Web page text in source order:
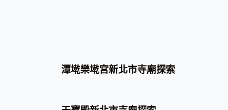
潭墘樂墘宮新北市寺廟探索